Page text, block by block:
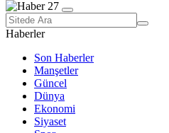
Haberler
Son Haberler
Manşetler
Güncel
Dünya
Ekonomi
Siyaset